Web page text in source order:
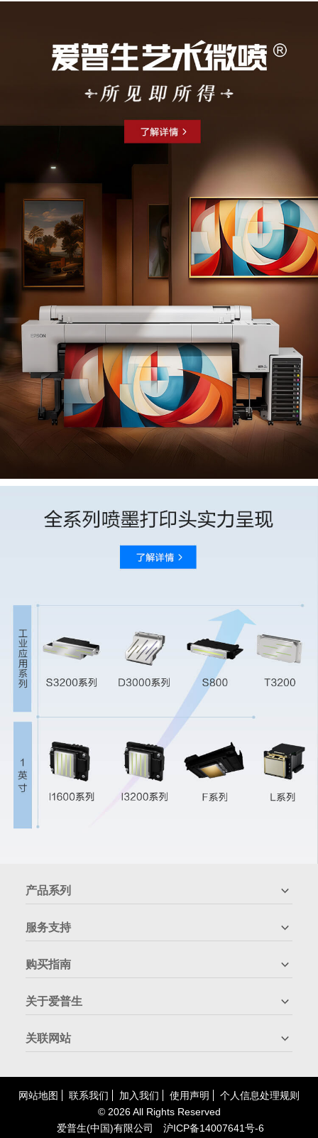
产品系列
服务支持
购买指南
关于爱普生
关联网站
网站地图 联系我们 加入我们 使用声明
个人信息处理规则
© 2026 All Rights Reserved
爱普生(中国)有限公司
沪ICP备14007641号-6